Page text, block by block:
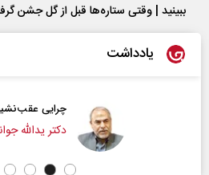
ببینید | وقتی ستاره‌ها قبل از گل جشن
یادداشت
چرایی عقب‌نشینی ترامپ؟
دکتر یدالله جوانی -